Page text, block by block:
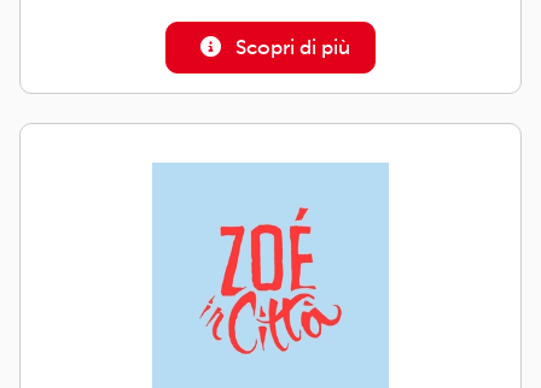
Scopri di più